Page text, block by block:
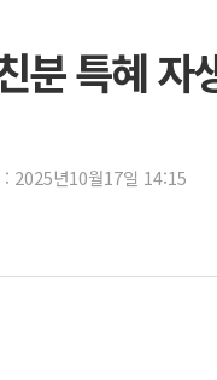
미 연
[종합]
美 항
美 고
[AI MY
특혜 자
: 2025년10월17일 14:15